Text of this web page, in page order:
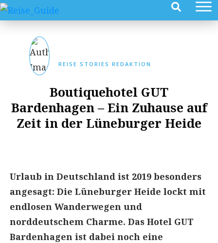
REISE STORIES REDAKTION
Boutiquehotel GUT
Bardenhagen – Ein Zuhause auf
Zeit in der Lüneburger Heide
Urlaub in Deutschland ist 2019 besonders
angesagt: Die Lüneburger Heide lockt mit
endlosen Wanderwegen und
norddeutschem Charme. Das Hotel GUT
Bardenhagen ist dabei noch eine